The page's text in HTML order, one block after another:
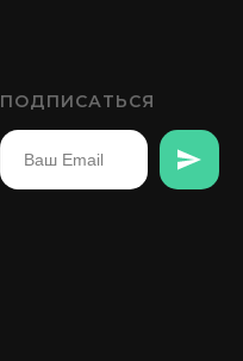
ПОДПИСАТЬСЯ